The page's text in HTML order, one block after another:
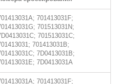
701413031F;
701513031N;
701513031C;
701413031B;
7D0413031B;
7D0413031A
701413031F;